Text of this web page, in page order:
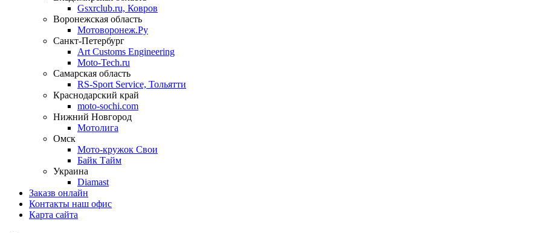
Gsxrclub.ru, Ковров
Воронежская область
Мотоворонеж.Ру
Санкт-Петербург
Art Customs Engineering
Moto-Tech.ru
Самарская область
RS-Sport Service, Тольятти
Краснодарский край
moto-sochi.com
Нижний Новгород
Мотолига
Омск
Мото-кружок Свои
Байк Тайм
Украина
Diamast
Заказв онлайн
Контакты наш офис
Карта сайта